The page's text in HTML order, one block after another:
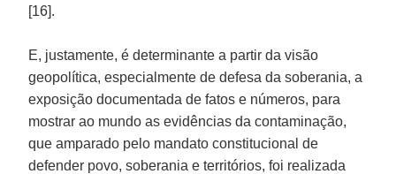
[16].
E, justamente, é determinante a partir da visão
geopolítica, especialmente de defesa da soberania, a
exposição documentada de fatos e números, para
mostrar ao mundo as evidências da contaminação,
que amparado pelo mandato constitucional de
defender povo, soberania e territórios, foi realizada